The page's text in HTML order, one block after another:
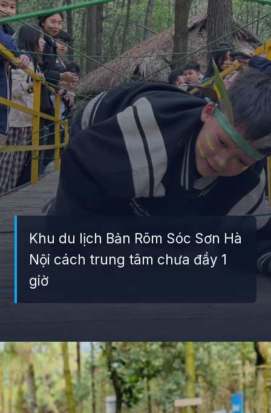
Khu du lịch Bản Rõm Sóc Sơn Hà
Nội cách trung tâm chưa đầy 1
giờ
Đang mở https://giaydabonghana.com/ban-rom-soc-son